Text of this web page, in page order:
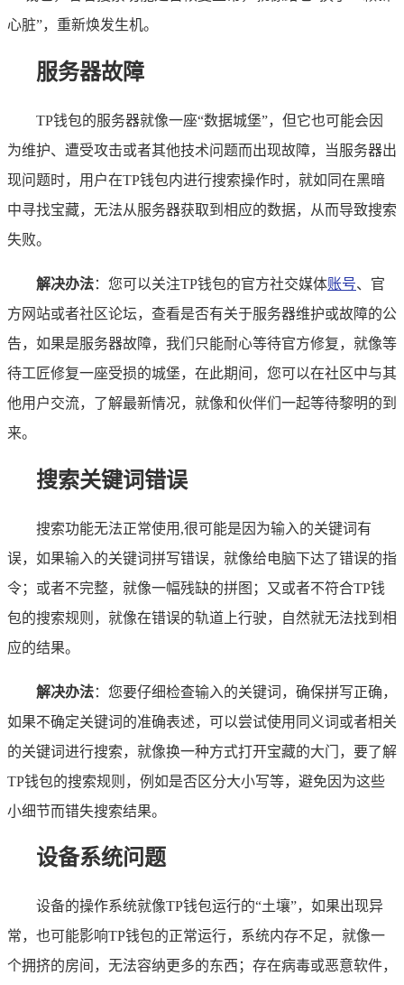
心脏”，重新焕发生机。
服务器故障
TP钱包的服务器就像一座“数据城堡”，但它也可能会因
为维护、遭受攻击或者其他技术问题而出现故障，当服务器出
现问题时，用户在TP钱包内进行搜索操作时，就如同在黑暗
中寻找宝藏，无法从服务器获取到相应的数据，从而导致搜索
失败。
解决办法：您可以关注TP钱包的官方社交媒体账号、官
方网站或者社区论坛，查看是否有关于服务器维护或故障的公
告，如果是服务器故障，我们只能耐心等待官方修复，就像等
待工匠修复一座受损的城堡，在此期间，您可以在社区中与其
他用户交流，了解最新情况，就像和伙伴们一起等待黎明的到
来。
搜索关键词错误
搜索功能无法正常使用,很可能是因为输入的关键词有
误，如果输入的关键词拼写错误，就像给电脑下达了错误的指
令；或者不完整，就像一幅残缺的拼图；又或者不符合TP钱
包的搜索规则，就像在错误的轨道上行驶，自然就无法找到相
应的结果。
解决办法：您要仔细检查输入的关键词，确保拼写正确，
如果不确定关键词的准确表述，可以尝试使用同义词或者相关
的关键词进行搜索，就像换一种方式打开宝藏的大门，要了解
TP钱包的搜索规则，例如是否区分大小写等，避免因为这些
小细节而错失搜索结果。
设备系统问题
设备的操作系统就像TP钱包运行的“土壤”，如果出现异
常，也可能影响TP钱包的正常运行，系统内存不足，就像一
个拥挤的房间，无法容纳更多的东西；存在病毒或恶意软件，